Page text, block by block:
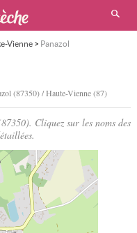
Vienne> Panazol
(87350) / Haute-Vienne (87)
Cliquez sur les noms des